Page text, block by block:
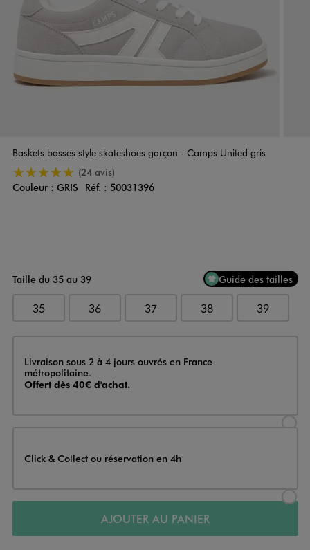
Baskets basses style skateshoes garçon - Camps United gris
5/5 de moyenne(24 avis)
Couleur
Couleur : GRIS Réf. : 50031396
Taille du 35 au 39 Guide des tailles
35 36 37 38 39
Livraison
Livraison sous 2 à 4 jours ouvrés en France
métropolitaine.
Offert dès 40€ d'achat.
Click & Collect ou réservation en 4h
AJOUTER AU PANIER